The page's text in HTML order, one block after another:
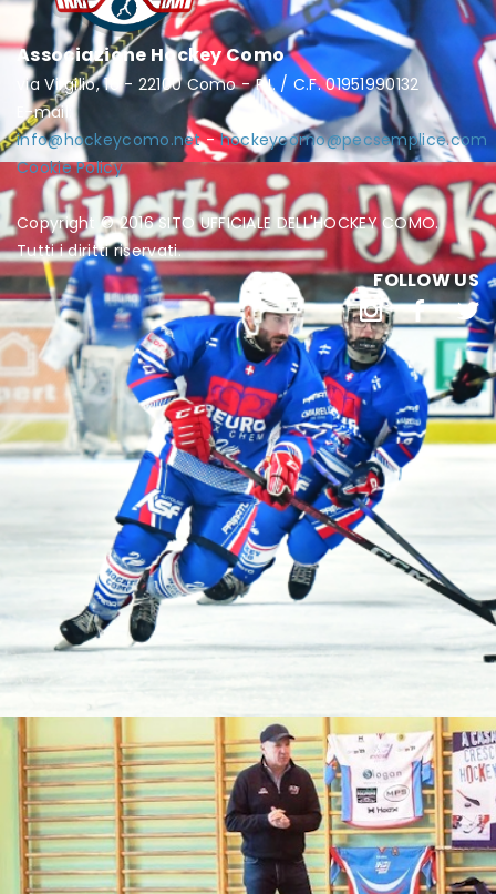
Associazione Hockey Como
via Virgilio, 16 - 22100 Como - P.I. / C.F. 01951990132
E-mail:
info@hockeycomo.net-hockeycomo@pecsemplice.com
Cookie Policy
Copyright © 2016 SITO UFFICIALE DELL'HOCKEY COMO.
Tutti i diritti riservati.
FOLLOW US